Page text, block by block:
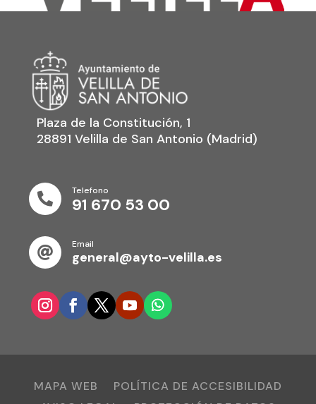
Plaza de la Constitución, 1
28891 Velilla de San Antonio (Madrid)

Telefono
91 670 53 00

Email
general@ayto-velilla.es
MAPA WEB
POLÍTICA DE ACCESIBILIDAD